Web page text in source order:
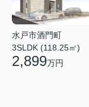
水戸市酒門町
3SLDK (118.25㎡)
2,899万円